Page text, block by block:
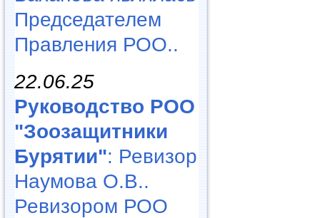
Председателем
Правления РОО..
22.06.25
Руководство РОО
"Зоозащитники
Бурятии": Ревизор
Наумова О.В..
Ревизором РОО